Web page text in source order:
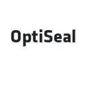
OptiSeal